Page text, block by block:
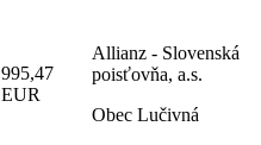
995,47
EUR
Allianz - Slovenská
poisťovňa, a.s.
Obec Lučivná